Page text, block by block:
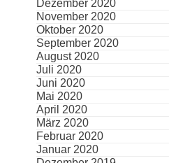
Dezember 2020
November 2020
Oktober 2020
September 2020
August 2020
Juli 2020
Juni 2020
Mai 2020
April 2020
März 2020
Februar 2020
Januar 2020